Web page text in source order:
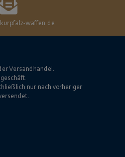
waffen.de
Versandhandel.
nur nach vorheriger